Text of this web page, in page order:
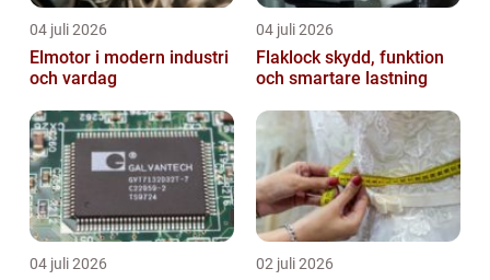
04 juli 2026
Elmotor i modern industri
och vardag
04 juli 2026
Flaklock skydd, funktion
och smartare lastning
04 juli 2026 02 juli 2026